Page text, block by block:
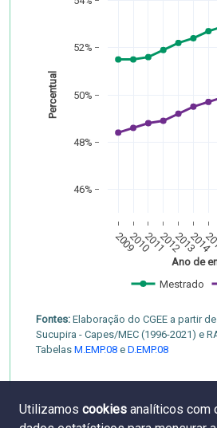
200920102011201220132014
46%
48%
50%
52%
Mestrado
Ano de
Percentual
Fontes: Elaboração do CGEE a partir
Sucupira - Capes/MEC (1996-2021) e
Tabelas M.EMP.08 e D.EMP.08
Utilizamos cookies analíticos com